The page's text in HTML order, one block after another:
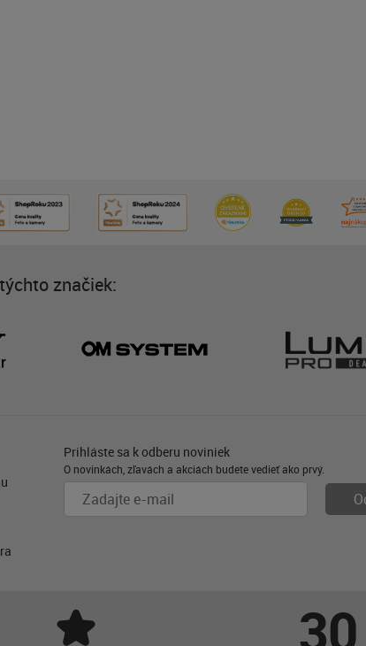
značiek:
Prihláste sa k odberu noviniek
O novinkách, zľavách a akciách budete vedieť ako prvý.
30